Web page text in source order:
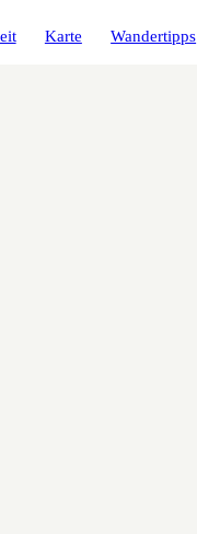
Karte Wandertipps